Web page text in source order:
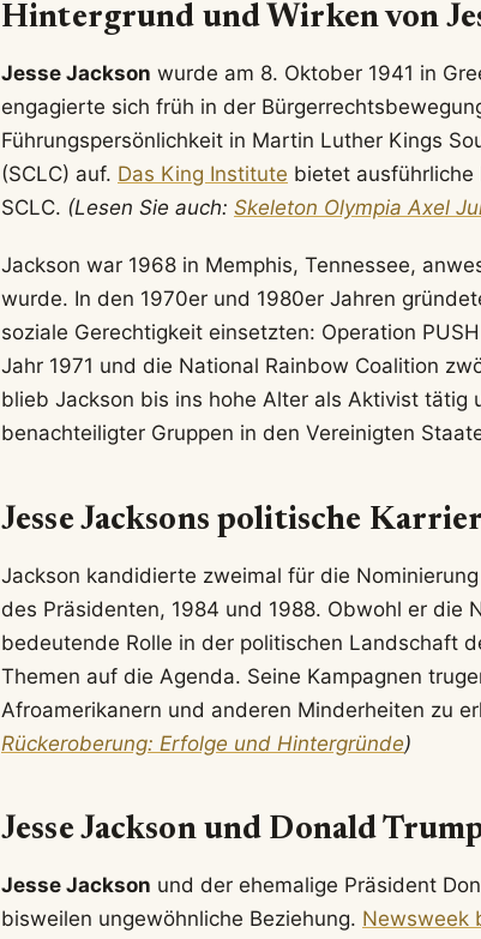
Hintergrund und Wirken von
Jesse Jackson wurde am 8. Oktober 1941 in
engagierte sich früh in der
Führungspersönlichkeit in Martin Luther Kings
(SCLC) auf. Das King Institute bietet ausführliche
SCLC. (Lesen Sie auch: Skeleton Olympia Axel
Jackson war 1968 in Memphis, Tennessee,
wurde. In den 1970er und 1980er Jahren
soziale Gerechtigkeit einsetzten: Operation
Jahr 1971 und die National Rainbow Coalition
blieb Jackson bis ins hohe Alter als Aktivist tätig
benachteiligter Gruppen in den Vereinigten
Jesse Jacksons politische
Jackson kandidierte zweimal für die
des Präsidenten, 1984 und 1988. Obwohl er die
bedeutende Rolle in der politischen Landschaft
Themen auf die Agenda. Seine Kampagnen
Afroamerikanern und anderen Minderheiten zu
Rückeroberung: Erfolge und Hintergründe)
Jesse Jackson und Donald
Jesse Jackson und der ehemalige Präsident
bisweilen ungewöhnliche Beziehung. Newsweek